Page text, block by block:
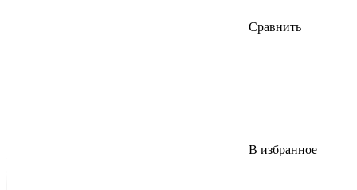
Сравнить
В избранное